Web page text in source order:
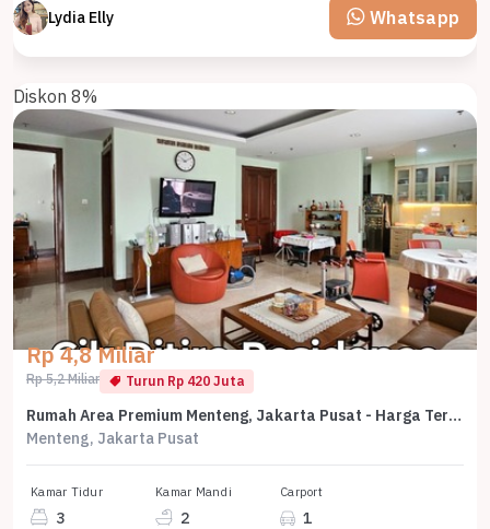
Lydia Elly Whatsapp
Diskon 8%
Rp 4,8 Miliar
Rp 5,2 Miliar Turun Rp 420 Juta
Rumah Area Premium Menteng, Jakarta Pusat - Harga Terbaik 4,8 Miliar
Menteng, Jakarta Pusat
Kamar Tidur
3
Kamar Mandi
2
Carport
1